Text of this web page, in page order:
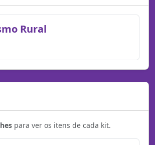
Rural
para ver os itens de cada kit.